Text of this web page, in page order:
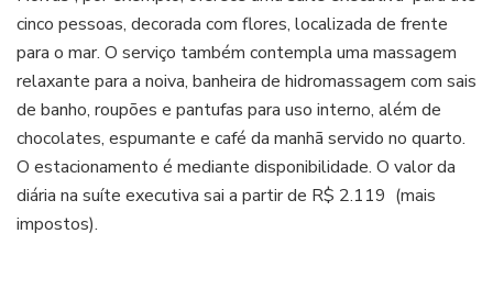
cinco pessoas, decorada com flores, localizada de frente
para o mar. O serviço também contempla uma massagem
relaxante para a noiva, banheira de hidromassagem com sais
de banho, roupões e pantufas para uso interno, além de
chocolates, espumante e café da manhã servido no quarto.
O estacionamento é mediante disponibilidade. O valor da
diária na suíte executiva sai a partir de R$ 2.119 (mais
impostos).